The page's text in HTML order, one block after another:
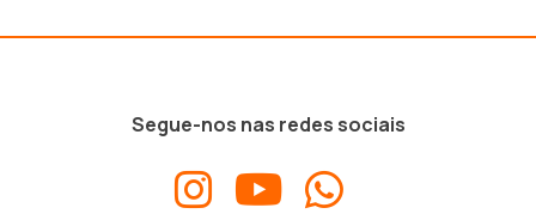
Segue-nos nas redes sociais